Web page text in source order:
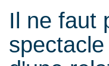
Il ne faut